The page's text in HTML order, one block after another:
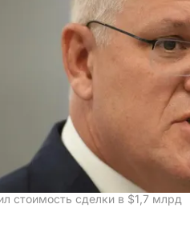
стоимость сделки в $1,7 млрд